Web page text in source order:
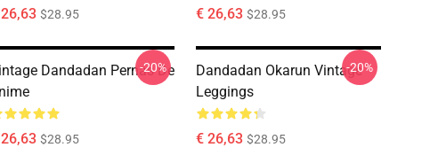
$28.95 € 26,63 $28.95
Dandadan Pernas De
$28.95
-20%
Dandadan Okarun Vintage
Leggings
€ 26,63 $28.95
-20%